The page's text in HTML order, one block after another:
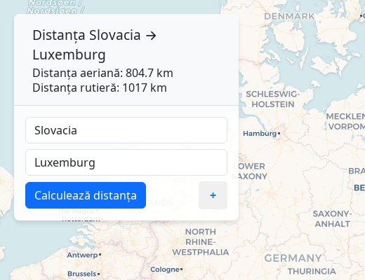
Distanța Slovacia →
Luxemburg
Distanța aeriană: 804.7 km
Distanța rutieră: 1017 km
Calculează distanța +